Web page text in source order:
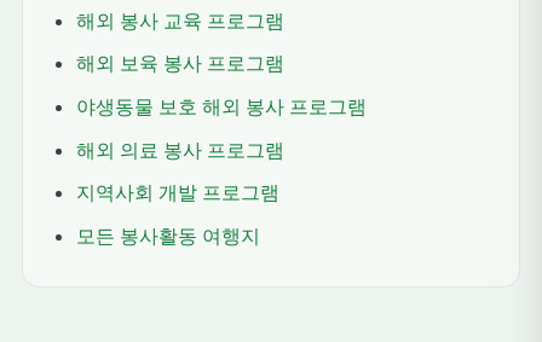
해외 봉사 교육 프로그램
해외 보육 봉사 프로그램
야생동물 보호 해외 봉사 프로그램
해외 의료 봉사 프로그램
지역사회 개발 프로그램
모든 봉사활동 여행지